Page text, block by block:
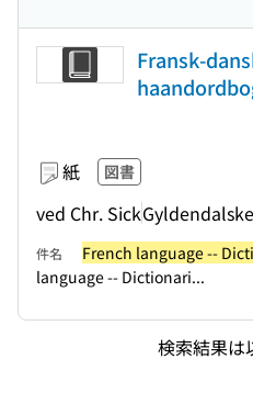
Fransk-
紙 図書
ved Chr. Sick
件名 French language --
language -- Dictionari...
検索結果は